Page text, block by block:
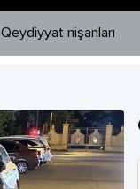
Qeydiyyat nişanları